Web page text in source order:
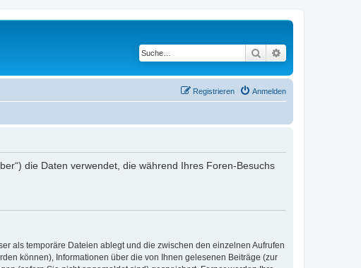
Suche
Anmelden
Registrieren
die Daten verwendet, die während Ihres Foren-Besuchs
als temporäre Dateien ablegt und die zwischen den einzelnen Aufrufen
können), Informationen über die von Ihnen gelesenen Beiträge (zur